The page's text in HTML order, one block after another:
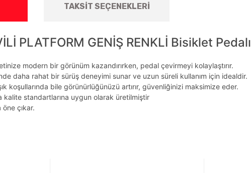
TAKSIT SEÇENEKLERI
PLATFORM GENİŞ RENKLİ Bisiklet Pedalı
modern bir görünüm kazandırırken, pedal çevirmeyi kolaylaştırır.
daha rahat bir sürüş deneyimi sunar ve uzun süreli kullanım için idealdir.
koşullarında bile görünürlüğünüzü artırır, güvenliğinizi maksimize eder.
kalite standartlarına uygun olarak üretilmiştir
öne çıkar.